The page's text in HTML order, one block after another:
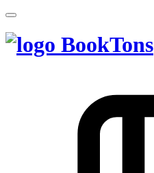
BookTons